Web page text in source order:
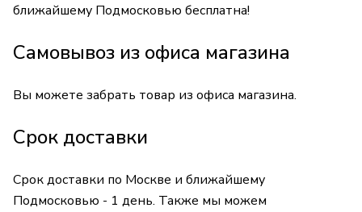
ближайшему Подмосковью бесплатна!
Самовывоз из офиса магазина
Вы можете забрать товар из офиса магазина.
Срок доставки
Срок доставки по Москве и ближайшему
Подмосковью - 1 день. Также мы можем